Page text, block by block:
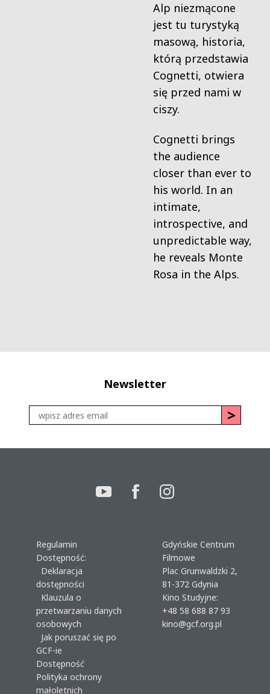
Alp niezmącone
jest tu turystyką
masową, historia,
którą przedstawia
Cognetti, otwiera
się przed nami w
ciszy.
Cognetti brings
the audience
closer than ever to
his world. In an
intimate,
introspective, and
unpredictable way,
he reveals Monte
Rosa in the Alps.
Newsletter
Regulamin
Dostępność:
Deklaracja
dostępności
Klauzula o
przetwarzaniu danych
osobowych
Jak poruszać się po
GCF-ie
Dostępność
Polityka ochrony
małoletnich
Gdyńskie Centrum
Filmowe
Plac Grunwaldzki 2,
81-372 Gdynia
Kino Studyjne:
+48 58 688 87 93
kino@gcf.org.pl